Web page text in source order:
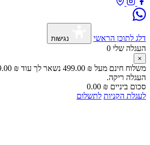
דלג לתוכן הראשי נגישות
העגלה שלי 0
×
משלוח חינם מעל ₪ נשאר לך עוד ₪
העגלה ריקה.
סכום ביניים ₪
לעגלת הקניות לתשלום